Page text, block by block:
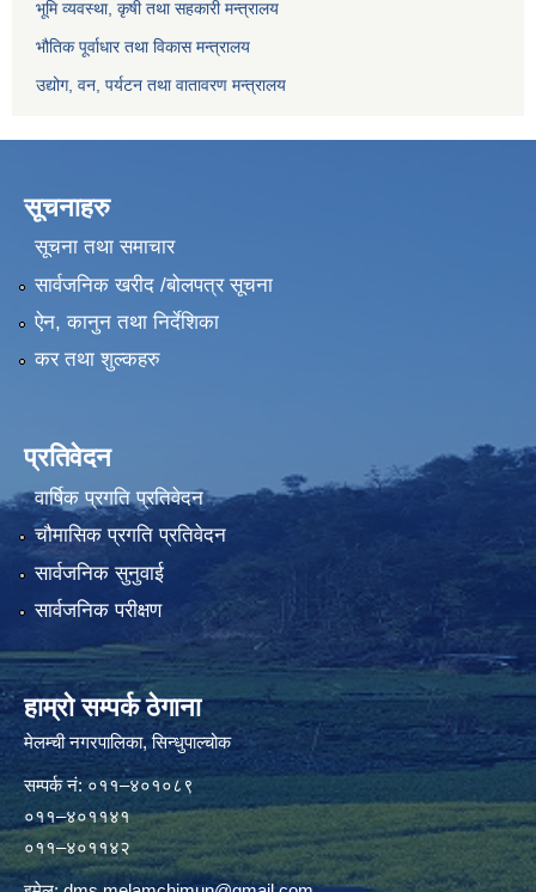
भूमि व्यवस्था, कृषी तथा सहकारी मन्त्रालय
भौतिक पूर्वाधार तथा विकास मन्त्रालय
उद्योग, वन, पर्यटन तथा वातावरण मन्त्रालय
सूचनाहरु
सूचना तथा समाचार
सार्वजनिक खरीद /बोलपत्र सूचना
ऐन, कानुन तथा निर्देशिका
कर तथा शुल्कहरु
प्रतिवेदन
वार्षिक प्रगति प्रतिवेदन
चौमासिक प्रगति प्रतिवेदन
सार्वजनिक सुनुवाई
सार्वजनिक परीक्षण
हाम्रो सम्पर्क ठेगाना
मेलम्ची नगरपालिका‍, सिन्धुपाल्चोक
सम्पर्क न‌ं: ०११–४०१०८९
०११–४०११४१
०११–४०११४२